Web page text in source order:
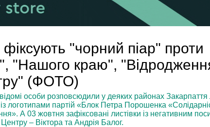
"чорний піар" проти
"Нашого краю",
(ФОТО)
особи розповсюдили у деяких районах Закарпаття
логотипами партій «Блок Петра Порошенка
А 03 жовтня зафіксовані листівки із негативним
– Віктора та Андрія Балог.